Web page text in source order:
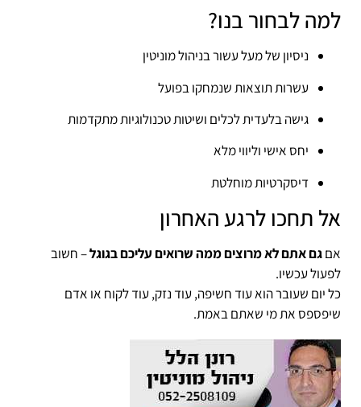
למה לבחור בנו?
ניסיון של מעל עשור בניהול מוניטין
עשרות תוצאות שנמחקו בפועל
גישה בלעדית לכלים ושיטות טכנולוגיות מתקדמות
יחס אישי וליווי מלא
דיסקרטיות מוחלטת
אל תחכו לרגע האחרון
אםגם אתם לא מרוצים ממה שרואים עליכם בגוגל– חשוב
לפעול עכשיו.
כל יום שעובר הוא עוד חשיפה, עוד נזק, עוד לקוח או אדם
שיפספס את מי שאתם באמת.